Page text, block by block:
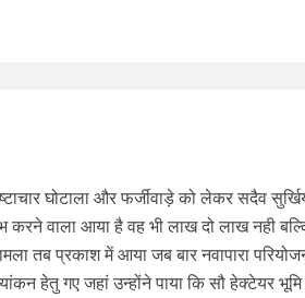
घोटाला और फर्जीवाड़े को लेकर सदैव
करने वाला आया है वह भी लाख दो लाख नही
तब प्रकाश में आया जब बार नवापारा
हेतु गए जहां उन्होंने पाया कि सौ हेक्टेयर